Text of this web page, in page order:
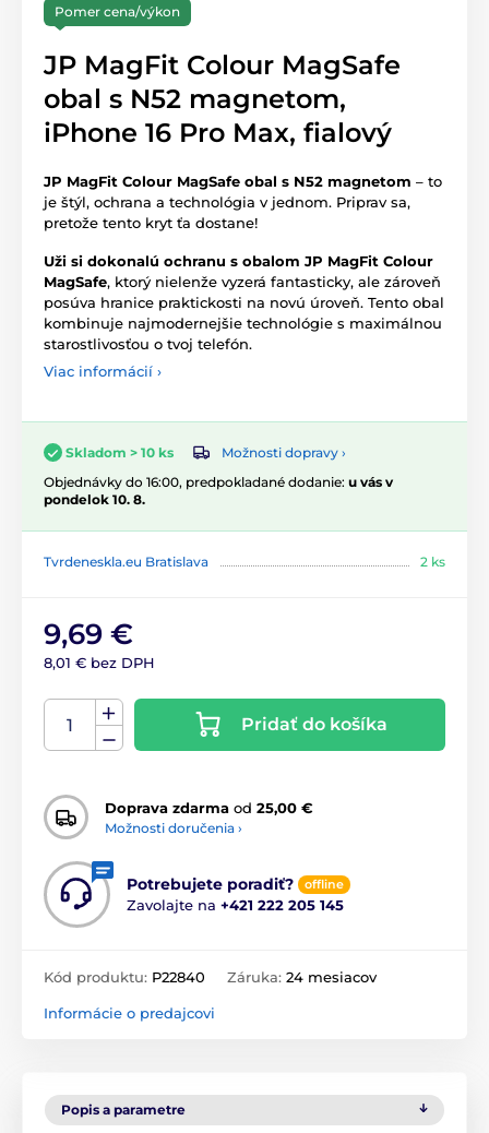
Pomer cena/výkon
JP MagFit Colour MagSafe
obal s N52 magnetom,
iPhone 16 Pro Max, fialový
JP MagFit Colour MagSafe obal s N52 magnetom – to
je štýl, ochrana a technológia v jednom. Priprav sa,
pretože tento kryt ťa dostane!
Uži si dokonalú ochranu s obalom JP MagFit Colour
MagSafe, ktorý nielenže vyzerá fantasticky, ale zároveň
posúva hranice praktickosti na novú úroveň. Tento obal
kombinuje najmodernejšie technológie s maximálnou
starostlivosťou o tvoj telefón.
Viac informácií ›
Skladom > 10 ks
Možnosti dopravy ›
Objednávky do 16:00, predpokladané dodanie: u vás v
pondelok 10. 8.
Tvrdeneskla.eu Bratislava 2 ks
9,69 €
8,01 € bez DPH
Pridať do košíka
Doprava zdarma od 25,00 €
Možnosti doručenia ›
Potrebujete poradiť? offline
Zavolajte na +421 222 205 145
Kód produktu: P22840 Záruka: 24 mesiacov
Informácie o predajcovi
Popis a parametre